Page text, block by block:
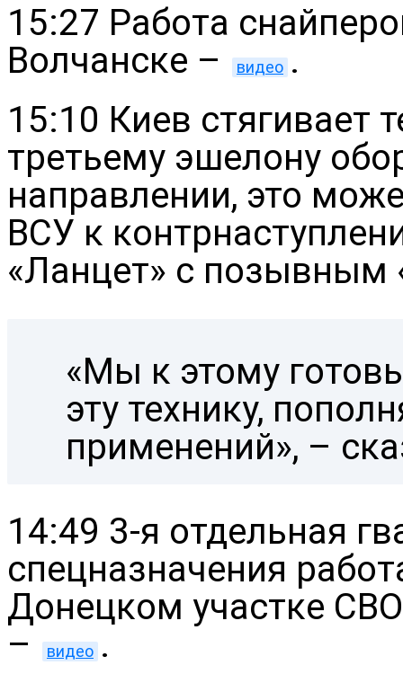
15:27 Работа
Волчанске –
видео .
15:10 Киев стягивает
третьему эшелону
направлении, это
ВСУ к
«Ланцет» с позывным
«Мы к этому
эту технику,
применений», –
14:49 3-я отдельная
спецназначения
Донецком участке
–
видео .